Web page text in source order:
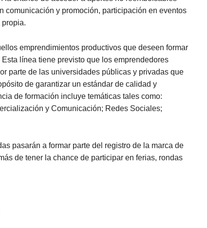
comunicación y promoción, participación en eventos
emprendimientos productivos que deseen formar
línea tiene previsto que los emprendedores
parte de las universidades públicas y privadas que
de garantizar un estándar de calidad y
de formación incluye temáticas tales como:
y Comunicación; Redes Sociales;
pasarán a formar parte del registro de la marca de
de tener la chance de participar en ferias, rondas